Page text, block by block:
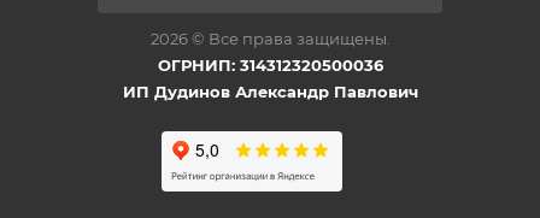
2026 © Все права защищены.
ОГРНИП: 314312320500036
ИП Дудинов Александр Павлович